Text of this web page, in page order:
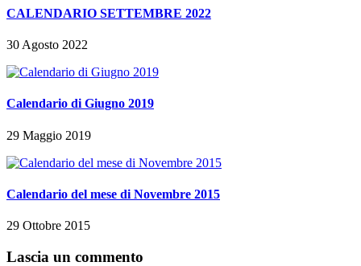
CALENDARIO SETTEMBRE 2022
30 Agosto 2022
Calendario di Giugno 2019
29 Maggio 2019
Calendario del mese di Novembre 2015
29 Ottobre 2015
Lascia un commento